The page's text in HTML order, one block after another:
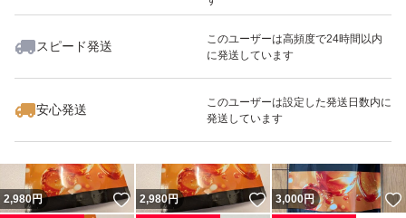
スピード発送
このユーザーは高頻度で24時間以内
に発送しています
安心発送
このユーザーは設定した発送日数内に
発送しています
いいね！
5,780
2,980円 いいね！
2,980円 いいね！
3,000円